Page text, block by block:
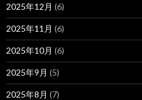
2025年12月 (6)
2025年11月 (6)
2025年10月 (6)
2025年9月 (5)
2025年8月 (7)